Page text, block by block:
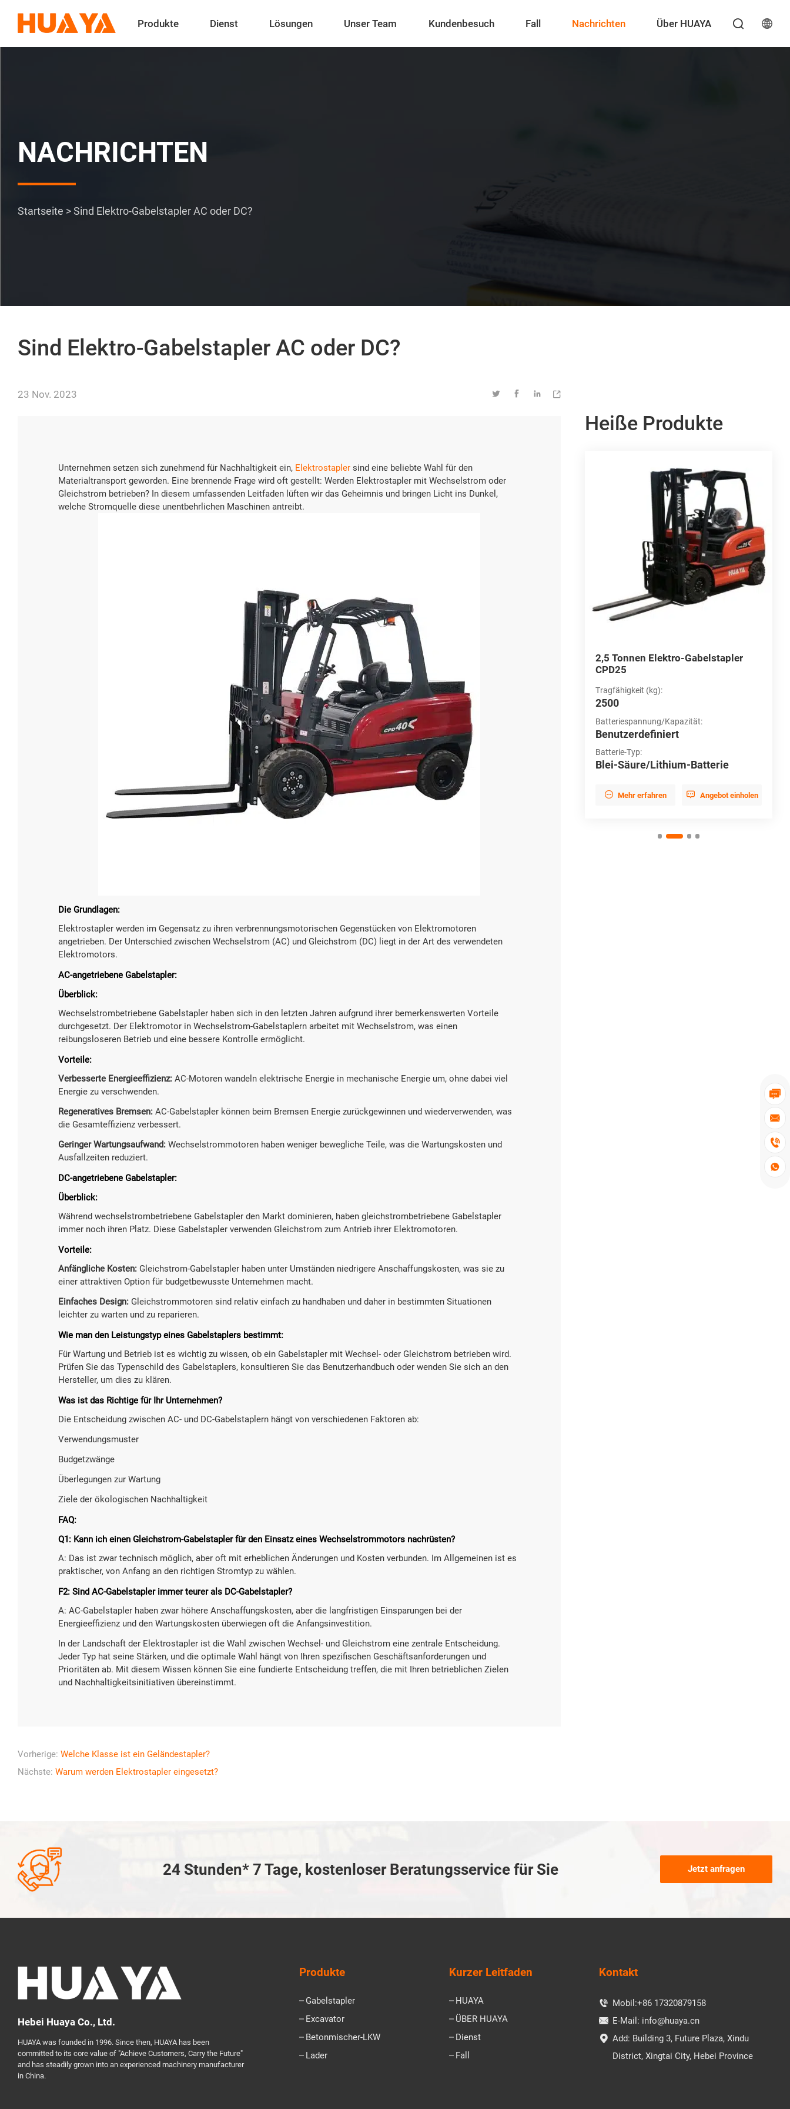
Produkte Dienst Lösungen Unser Team Kundenbesuch Fall Nachrichten Über HUAYA 




NACHRICHTEN
Startseite >Sind Elektro-Gabelstapler AC oder DC?
Sind Elektro-Gabelstapler AC oder DC?
23 Nov. 2023    
Unternehmen setzen sich zunehmend für Nachhaltigkeit ein, Elektrostapler sind eine beliebte Wahl für den
Materialtransport geworden. Eine brennende Frage wird oft gestellt: Werden Elektrostapler mit Wechselstrom oder
Gleichstrom betrieben? In diesem umfassenden Leitfaden lüften wir das Geheimnis und bringen Licht ins Dunkel,
welche Stromquelle diese unentbehrlichen Maschinen antreibt.
Die Grundlagen:
Elektrostapler werden im Gegensatz zu ihren verbrennungsmotorischen Gegenstücken von Elektromotoren
angetrieben. Der Unterschied zwischen Wechselstrom (AC) und Gleichstrom (DC) liegt in der Art des verwendeten
Elektromotors.
AC-angetriebene Gabelstapler:
Überblick:
Wechselstrombetriebene Gabelstapler haben sich in den letzten Jahren aufgrund ihrer bemerkenswerten Vorteile
durchgesetzt. Der Elektromotor in Wechselstrom-Gabelstaplern arbeitet mit Wechselstrom, was einen
reibungsloseren Betrieb und eine bessere Kontrolle ermöglicht.
Vorteile:
Verbesserte Energieeffizienz: AC-Motoren wandeln elektrische Energie in mechanische Energie um, ohne dabei viel
Energie zu verschwenden.
Regeneratives Bremsen: AC-Gabelstapler können beim Bremsen Energie zurückgewinnen und wiederverwenden, was
die Gesamteffizienz verbessert.
Geringer Wartungsaufwand: Wechselstrommotoren haben weniger bewegliche Teile, was die Wartungskosten und
Ausfallzeiten reduziert.
DC-angetriebene Gabelstapler:
Überblick:
Während wechselstrombetriebene Gabelstapler den Markt dominieren, haben gleichstrombetriebene Gabelstapler
immer noch ihren Platz. Diese Gabelstapler verwenden Gleichstrom zum Antrieb ihrer Elektromotoren.
Vorteile:
Anfängliche Kosten: Gleichstrom-Gabelstapler haben unter Umständen niedrigere Anschaffungskosten, was sie zu
einer attraktiven Option für budgetbewusste Unternehmen macht.
Einfaches Design: Gleichstrommotoren sind relativ einfach zu handhaben und daher in bestimmten Situationen
leichter zu warten und zu reparieren.
Wie man den Leistungstyp eines Gabelstaplers bestimmt:
Für Wartung und Betrieb ist es wichtig zu wissen, ob ein Gabelstapler mit Wechsel- oder Gleichstrom betrieben wird.
Prüfen Sie das Typenschild des Gabelstaplers, konsultieren Sie das Benutzerhandbuch oder wenden Sie sich an den
Hersteller, um dies zu klären.
Was ist das Richtige für Ihr Unternehmen?
Die Entscheidung zwischen AC- und DC-Gabelstaplern hängt von verschiedenen Faktoren ab:
Verwendungsmuster
Budgetzwänge
Überlegungen zur Wartung
Ziele der ökologischen Nachhaltigkeit
FAQ:
Q1: Kann ich einen Gleichstrom-Gabelstapler für den Einsatz eines Wechselstrommotors nachrüsten?
A: Das ist zwar technisch möglich, aber oft mit erheblichen Änderungen und Kosten verbunden. Im Allgemeinen ist es
praktischer, von Anfang an den richtigen Stromtyp zu wählen.
F2: Sind AC-Gabelstapler immer teurer als DC-Gabelstapler?
A: AC-Gabelstapler haben zwar höhere Anschaffungskosten, aber die langfristigen Einsparungen bei der
Energieeffizienz und den Wartungskosten überwiegen oft die Anfangsinvestition.
In der Landschaft der Elektrostapler ist die Wahl zwischen Wechsel- und Gleichstrom eine zentrale Entscheidung.
Jeder Typ hat seine Stärken, und die optimale Wahl hängt von Ihren spezifischen Geschäftsanforderungen und
Prioritäten ab. Mit diesem Wissen können Sie eine fundierte Entscheidung treffen, die mit Ihren betrieblichen Zielen
und Nachhaltigkeitsinitiativen übereinstimmt.
Vorherige: Welche Klasse ist ein Geländestapler?
Nächste: Warum werden Elektrostapler eingesetzt?
Heiße Produkte
4 Tonnen Elektro-Gabelstapler
CPD40
Tragfähigkeit (kg):
4000
Batteriespannung/Kapazität:
Benutzerdefiniert
Batterie-Typ:
Blei-Säure/Lithium-Batterie
 Mehr erfahren  Angebot einholen
1,6 Tonnen Elektro-Gabelstapler
CPD16
Tragfähigkeit (kg):
1600
Batteriespannung/Kapazität:
Benutzerdefiniert
Batterie-Typ:
Blei-Säure/Lithium-Batterie
 Mehr erfahren
2,5 Tonnen Elektro-Gabelstapler
CPD25
Tragfähigkeit (kg):
2500
Batteriespannung/Kapazität:
Benutzerdefiniert
Batterie-Typ:
Blei-Säure/Lithium-Batterie
 Mehr erfahren  Angebot einholen
 24 Stunden* 7 Tage, kostenloser Beratungsservice für Sie Jetzt anfragen
Hebei Huaya Co., Ltd.
HUAYA was founded in 1996. Since then, HUAYA has been
committed to its core value of "Achieve Customers, Carry the Future"
and has steadily grown into an experienced machinery manufacturer
in China.
Produkte
Gabelstapler
Excavator
Betonmischer-LKW
Lader
Kurzer Leitfaden
HUAYA
ÜBER HUAYA
Dienst
Fall
Kontakt
 Mobil:+86 17320879158
 E-Mail: info@huaya.cn
 Add: Building 3, Future Plaza, Xindu
District, Xingtai City, Hebei Province